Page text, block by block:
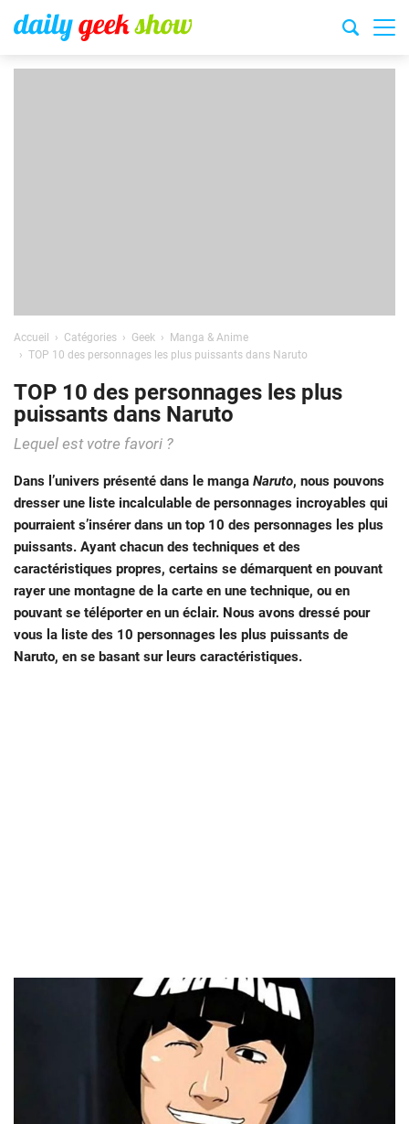
Accueil Catégories Geek
Manga & Anime
TOP 10 des personnages les plus puissants dans Naruto
TOP 10 des personnages les plus
puissants dans Naruto
Lequel est votre favori ?
Dans l’univers présenté dans le manga Naruto, nous pouvons
dresser une liste incalculable de personnages incroyables qui
pourraient s’insérer dans un top 10 des personnages les plus
puissants. Ayant chacun des techniques et des
caractéristiques propres, certains se démarquent en pouvant
rayer une montagne de la carte en une technique, ou en
pouvant se téléporter en un éclair. Nous avons dressé pour
vous la liste des 10 personnages les plus puissants de
Naruto, en se basant sur leurs caractéristiques.